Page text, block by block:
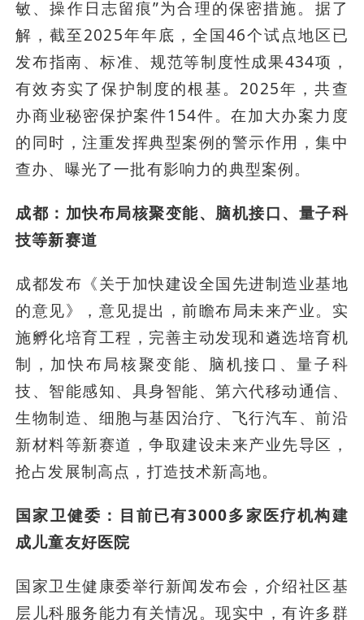
敏、操作日志留痕”为合理的保密措施。据了
解，截至2025年年底，全国46个试点地区已
发布指南、标准、规范等制度性成果434项，
有效夯实了保护制度的根基。2025年，共查
办商业秘密保护案件154件。在加大办案力度
的同时，注重发挥典型案例的警示作用，集中
查办、曝光了一批有影响力的典型案例。
成都：加快布局核聚变能、脑机接口、量子科
技等新赛道
成都发布《关于加快建设全国先进制造业基地
的意见》，意见提出，前瞻布局未来产业。实
施孵化培育工程，完善主动发现和遴选培育机
制，加快布局核聚变能、脑机接口、量子科
技、智能感知、具身智能、第六代移动通信、
生物制造、细胞与基因治疗、飞行汽车、前沿
新材料等新赛道，争取建设未来产业先导区，
抢占发展制高点，打造技术新高地。
国家卫健委：目前已有3000多家医疗机构建
成儿童友好医院
国家卫生健康委举行新闻发布会，介绍社区基
层儿科服务能力有关情况。现实中，有许多群